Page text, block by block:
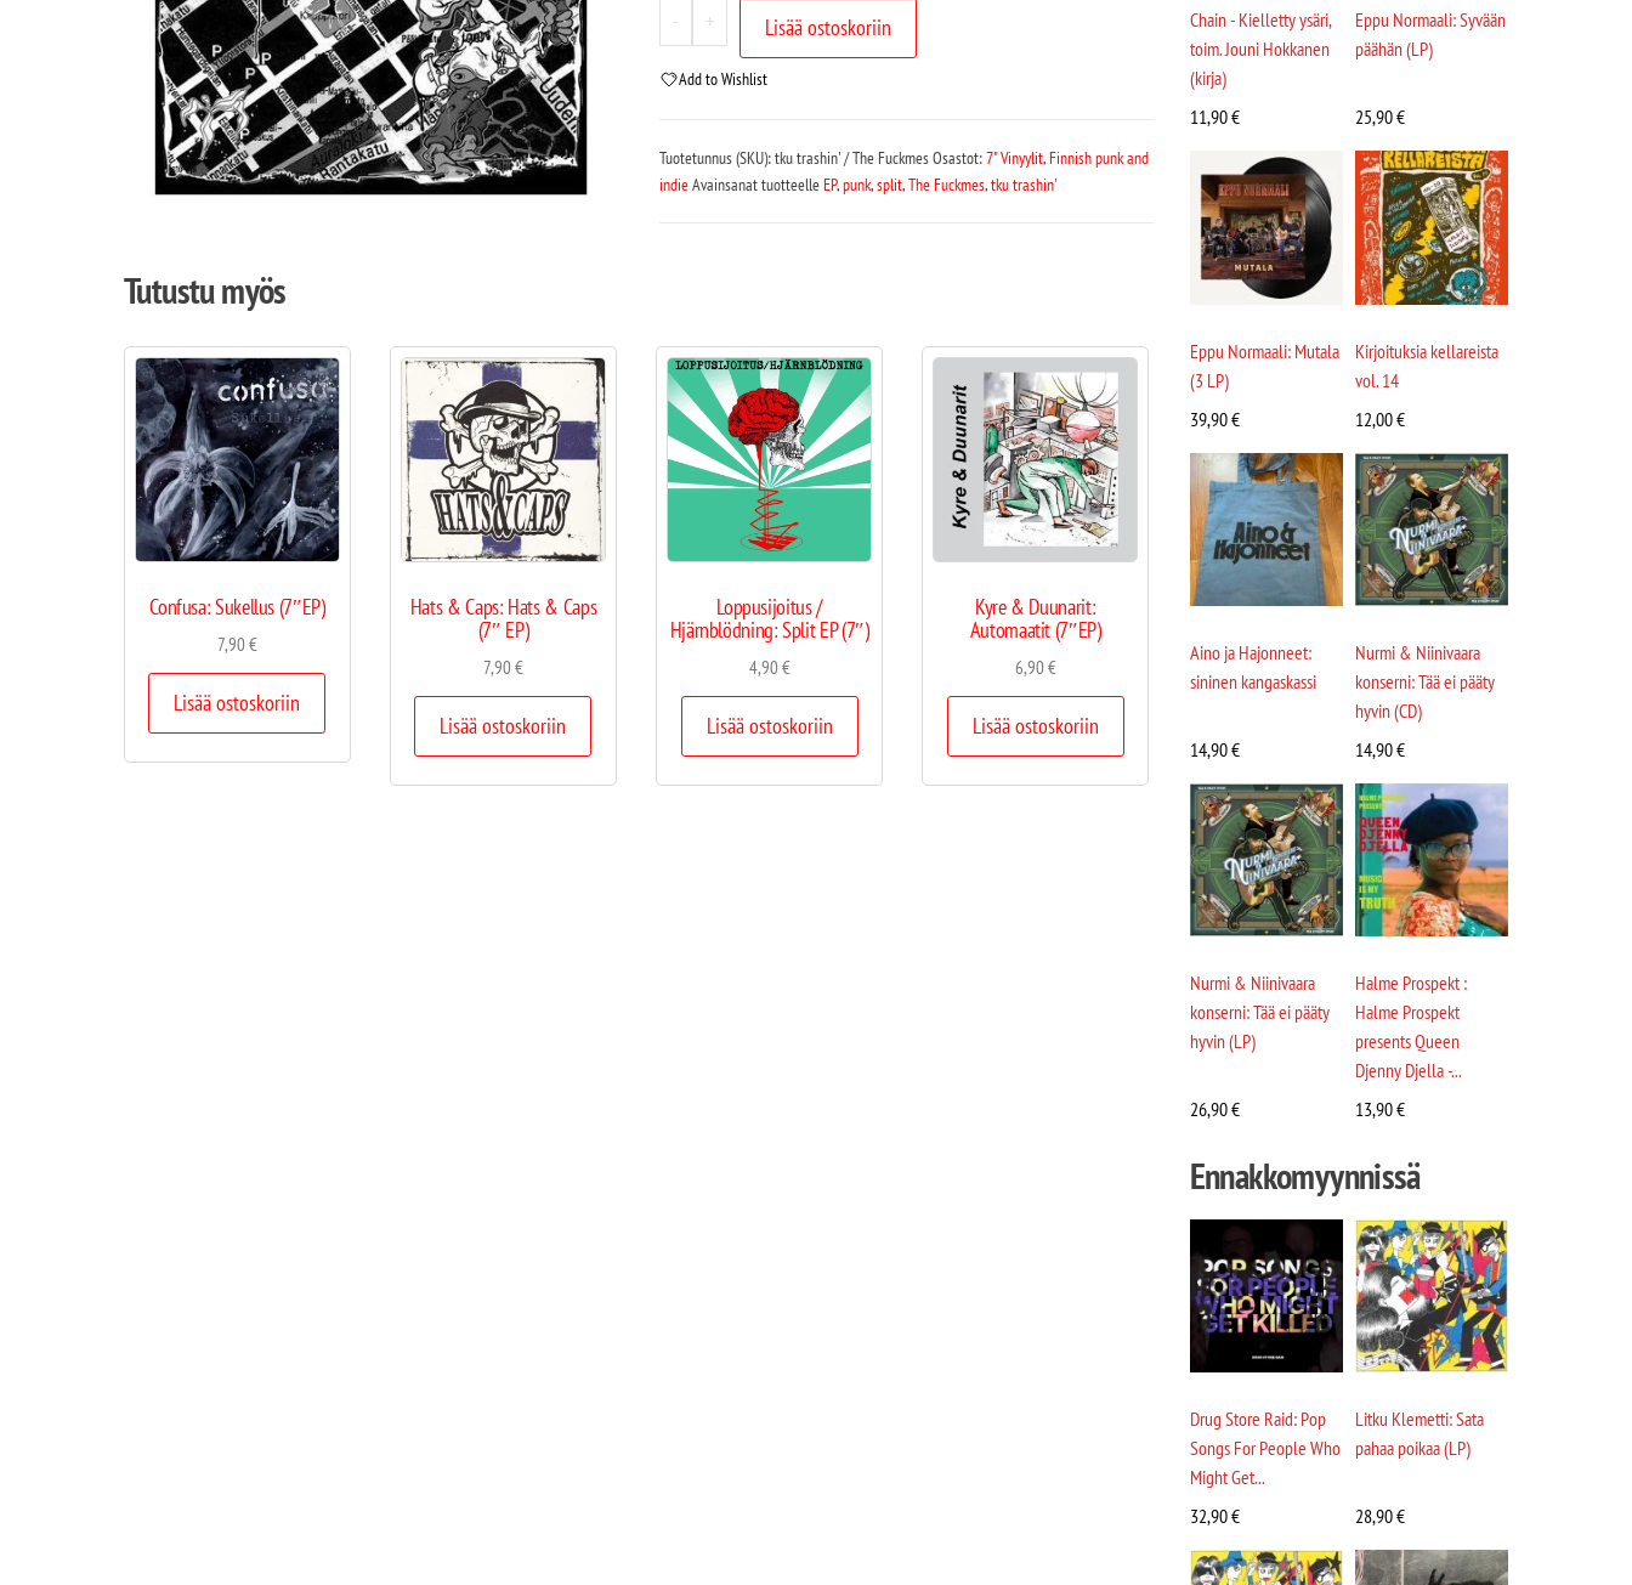
- + Lisää ostoskoriin
Add to Wishlist
Tuotetunnus (SKU):tku trashin' / The FuckmesOsastot:7" Vinyylit,Finnish punk and
indieAvainsanat tuotteelleEP,punk,split,The Fuckmes,tku trashin'
Tutustu myös
Confusa: Sukellus (7″EP)
7,90€
Lisää ostoskoriin
Hats & Caps: Hats & Caps
(7″ EP)
7,90€
Lisää ostoskoriin
Loppusijoitus /
Hjärnblödning: Split EP (7″)
4,90€
Lisää ostoskoriin
Kyre & Duunarit:
Automaatit (7″EP)
6,90€
Lisää ostoskoriin
Chain - Kielletty ysäri,
toim. Jouni Hokkanen
(kirja)
11,90€
Eppu Normaali: Syvään
päähän (LP)
25,90€
Eppu Normaali: Mutala
(3 LP)
39,90€
Kirjoituksia kellareista
vol. 14
12,00€
Aino ja Hajonneet:
sininen kangaskassi
14,90€
Nurmi & Niinivaara
konserni: Tää ei pääty
hyvin (CD)
14,90€
Nurmi & Niinivaara
konserni: Tää ei pääty
hyvin (LP)
26,90€
Halme Prospekt :
Halme Prospekt
presents Queen
Djenny Djella -...
13,90€
Ennakkomyynnissä
Drug Store Raid: Pop
Songs For People Who
Might Get...
32,90€
Litku Klemetti: Sata
pahaa poikaa (LP)
28,90€